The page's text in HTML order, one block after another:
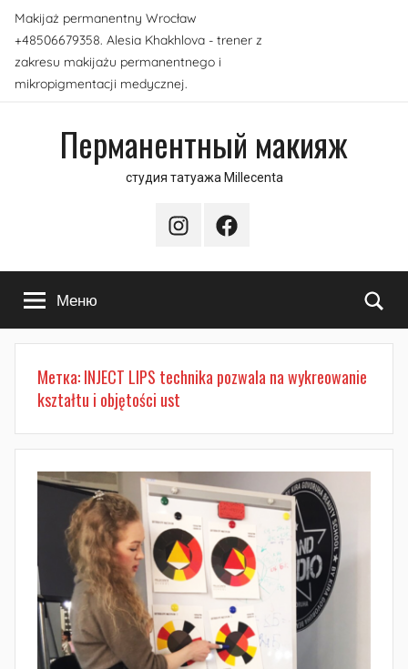
Перейти
содержимому
Makijaż permanentny Wrocław
+48506679358. Alesia Khakhlova - trener z
zakresu makijażu permanentnego i
mikropigmentacji medycznej.
Перманентный макияж
студия татуажа Millecenta
InstagramFacebook
Меню
Метка:INJECT LIPS technika pozwala na wykreowanie
kształtu i objętości ust